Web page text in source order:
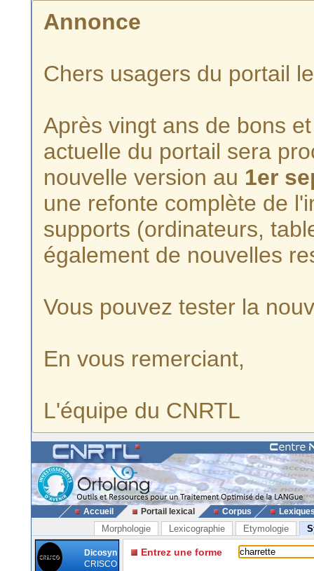
Annonce
Chers usagers du portail
Après vingt ans de bons
actuelle du portail sera
nouvelle version au 1er
une refonte complète de
supports (ordinateurs,
également de nouvelles
Vous pouvez tester la
En vous remerciant,
L'équipe du CNRTL
Accueil Portail lexical Corpus
Morphologie Lexicographie Etymologie
Dicosyn
CRISCO
Entrez une forme